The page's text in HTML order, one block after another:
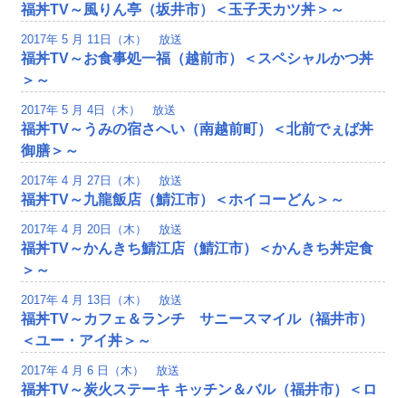
福丼TV～風りん亭（坂井市）＜玉子天カツ丼＞～
2017年 5 月 11日（木） 放送
福丼TV～お食事処一福（越前市）＜スペシャルかつ丼
＞～
2017年 5 月 4日（木） 放送
福丼TV～うみの宿さへい（南越前町）＜北前でぇば丼
御膳＞～
2017年 4 月 27日（木） 放送
福丼TV～九龍飯店（鯖江市）＜ホイコーどん＞～
2017年 4 月 20日（木） 放送
福丼TV～かんきち鯖江店（鯖江市）＜かんきち丼定食
＞～
2017年 4 月 13日（木） 放送
福丼TV～カフェ＆ランチ サニースマイル（福井市）
＜ユー・アイ丼＞～
2017年 4 月 6 日（木） 放送
福丼TV～炭火ステーキ キッチン＆バル（福井市）＜ロ